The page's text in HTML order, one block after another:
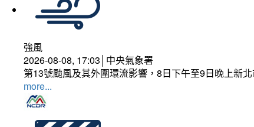
強風
2026-08-08, 17:03│中央氣象署
第13號颱風及其外圍環流影響，8日下午至9日晚上新
more...